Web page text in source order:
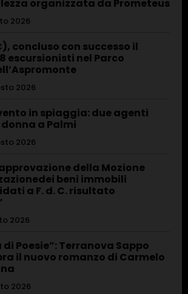
organizzata da Prometeus
2026
concluso con successo il
escursionisti nel Parco
2026
in spiaggia: due agenti
a Palmi
2026
della Mozione
beni immobili
a F. d. C. risultato
2026
di Poesie”: Terranova Sappo
il nuovo romanzo di Carmelo
2026